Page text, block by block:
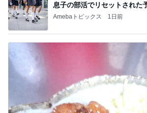
息子の部活でリセットされた
Amebaトピックス 1日前